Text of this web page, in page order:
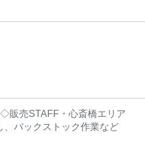
販売STAFF・心斎橋エリア
バックストック作業など